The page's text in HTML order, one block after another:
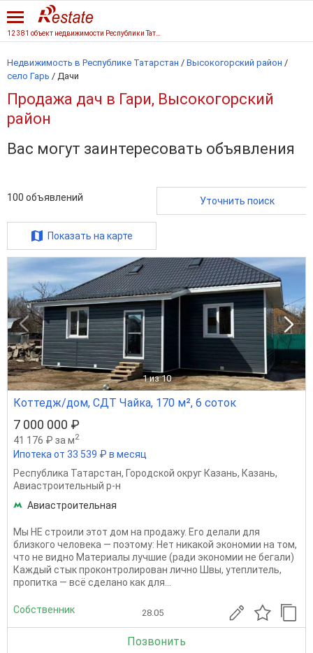
Недвижимость в Республике Татарстан / Высокогорский район /
село Гарь / Дачи
Продажа дач в Гари, Высокогорский
район
Вас могут заинтересовать объявления
100 объявлений Уточнить поиск
Показать на карте
1 из 10
Коттедж/дом, СДТ Чайка, 170 м², 6 соток
7 000 000 ₽
41 176 ₽ за м2
Ипотека от 33 539 ₽ в месяц
Республика Татарстан, Городской округ Казань, Казань,
Авиастроительный р-н
Авиастроительная
Мы НЕ строили этот дом на продажу. Его делали для
близкого человека — поэтому: Нет никакой экономии на том,
что не видно Материалы лучшие (ради экономии не бегали)
Каждый стык проконтролирован лично Швы, утеплитель,
пропитка — всё сделано как для...
Собственник 28.05
Позвонить